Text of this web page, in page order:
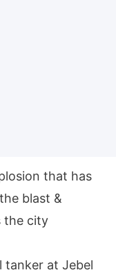
that has
blast &
the city
tanker at Jebel